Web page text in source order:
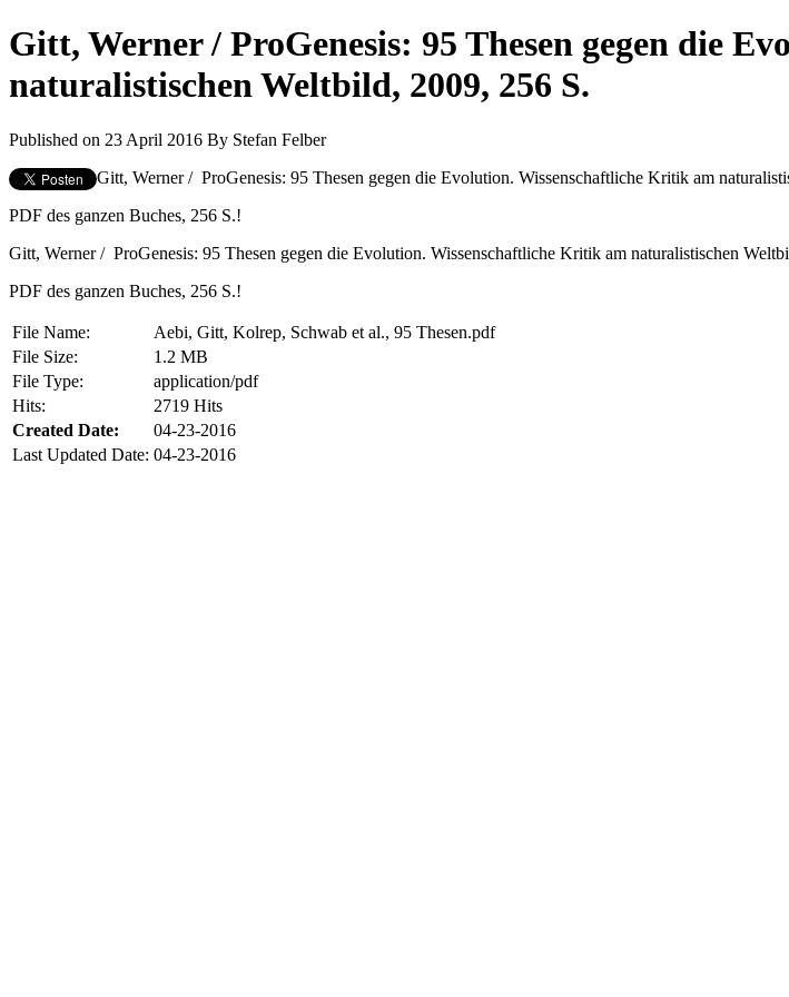
Gitt, Werner / ProGenesis: 95 Thesen gegen die
naturalistischen Weltbild, 2009, 256 S.
Published on 23 April 2016 By Stefan Felber
Gitt, Werner / ProGenesis: 95 Thesen gegen die Evolution. Wissenschaftliche Kritik am
PDF des ganzen Buches, 256 S.!
Gitt, Werner / ProGenesis: 95 Thesen gegen die Evolution. Wissenschaftliche Kritik am naturalistischen
PDF des ganzen Buches, 256 S.!
File Name:
Aebi, Gitt, Kolrep, Schwab et al., 95 Thesen.pdf
File Size:
1.2 MB
File Type:
application/pdf
Hits:
2719 Hits
Created Date:
04-23-2016
Last Updated Date: 04-23-2016